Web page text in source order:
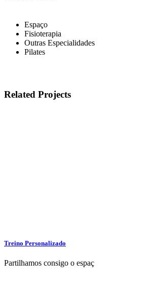
Espaço
Fisioterapia
Outras Especialidades
Pilates
Related Projects
Treino Personalizado
Partilhamos consigo o espaç